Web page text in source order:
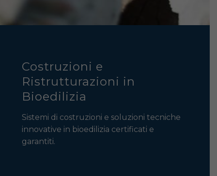
Costruzioni e
Ristrutturazioni in
Bioedilizia
Sistemi di costruzioni e soluzioni tecniche
innovative in bioedilizia certificati e
garantiti.